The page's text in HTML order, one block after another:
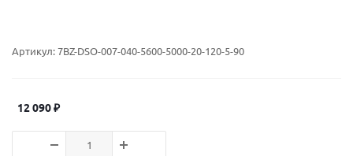
Артикул:7BZ-DSO-007-040-5600-5000-20-120-5-90
12 090₽